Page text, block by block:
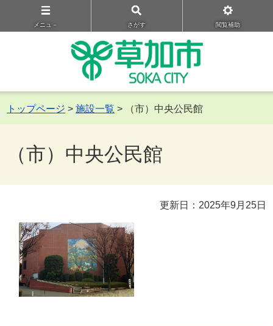
メニュ－ さがす 閲覧補助
トップページ >施設一覧 > （市）中央公民館
（市）中央公民館
更新日：2025年9月25日